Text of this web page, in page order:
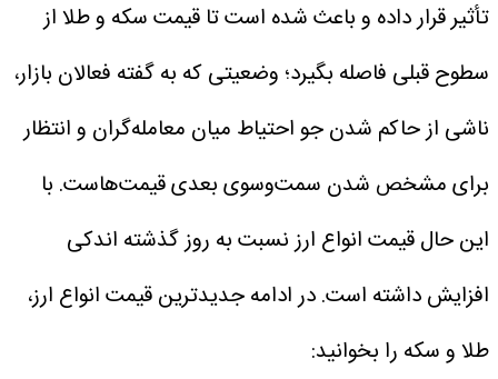
تأثیر قرار داده و باعث شده است تا قیمت سکه و طلا از
سطوح قبلی فاصله بگیرد؛ وضعیتی که به گفته فعالان بازار،
ناشی از حاکم شدن جو احتیاط میان معامله‌گران و انتظار
برای مشخص شدن سمت‌وسوی بعدی قیمت‌هاست. با
این حال قیمت انواع ارز نسبت به روز گذشته اندکی
افزایش داشته است.در ادامه جدیدترین قیمت انواع ارز،
طلا و سکه را بخوانید: